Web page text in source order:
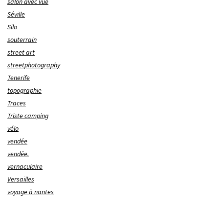
Séville
Silo
souterrain
street art
streetphotography
Tenerife
topographie
Traces
Triste camping
vélo
vendée
vendée.
vernaculaire
Versailles
voyage à nantes